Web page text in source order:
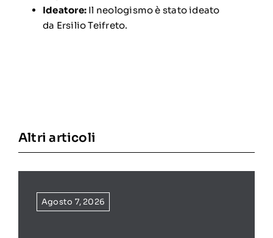
Ideatore: Il neologismo è stato ideato
da Ersilio Teifreto.
Altri articoli
Agosto 7, 2026